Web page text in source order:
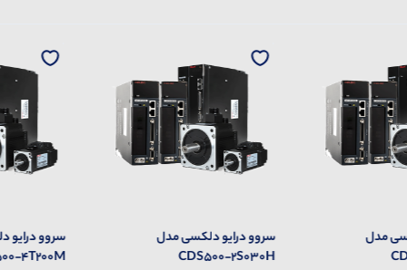
مدل
سروو درایو دلکسی مدل
CDS500-2S030H
سروو
4T200M